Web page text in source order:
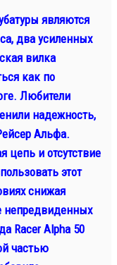
являются
два усиленных
вилка
как по
Любители
надежность,
Альфа.
цепь и отсутствие
этот
снижая
непредвиденных
Racer Alpha 50
частью